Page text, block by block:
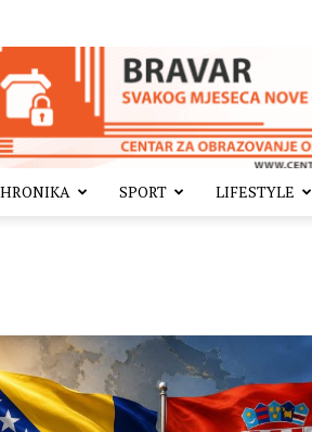
SPORT LIFESTYLE